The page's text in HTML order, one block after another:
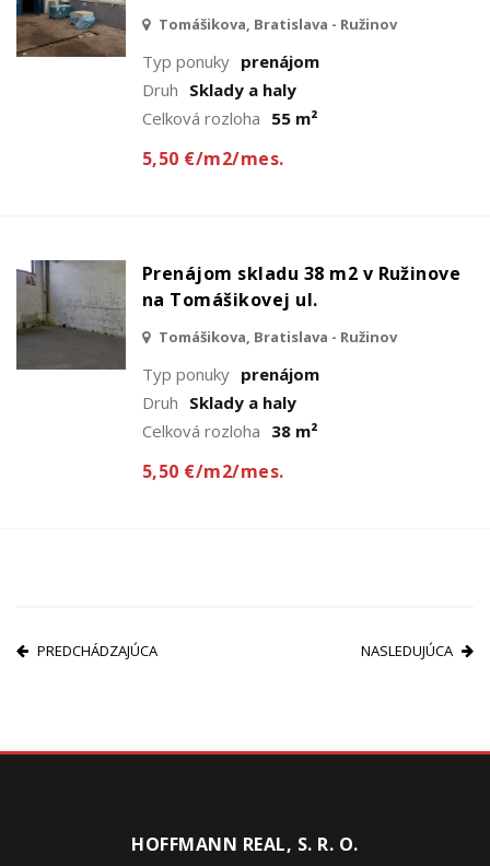
Tomášikova, Bratislava - Ružinov
Typ ponuky prenájom
Druh Sklady a haly
Celková rozloha 55 m²
5,50 €/m2/mes.
Prenájom skladu 38 m2 v Ružinove
na Tomášikovej ul.
Tomášikova, Bratislava - Ružinov
Typ ponuky prenájom
Druh Sklady a haly
Celková rozloha 38 m²
5,50 €/m2/mes.
PREDCHÁDZAJÚCA NASLEDUJÚCA
HOFFMANN REAL, S. R. O.